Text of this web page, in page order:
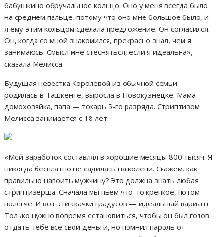
бабушкино обручальное кольцо. Оно у меня всегда было
на среднем пальце, потому что оно мне большое было, и
я ему этим кольцом сделала предложение. Он согласился.
Он, когда со мной знакомился, прекрасно знал, чем я
занимаюсь. Смысл мне стесняться, если я идеальна», —
сказала Мелисса.
Будущая невестка Королевой из обычной семьи:
родилась в Ташкенте, выросла в Новокузнецке. Мама —
домохозяйка, папа — токарь 5-го разряда. Стриптизом
Мелисса занимается с 18 лет.
«Мой заработок составлял в хорошие месяцы 800 тысяч. Я
никогда бесплатно не садилась на колени. Скажем, как
правильно напоить мужчину? Это должна знать любая
стриптизерша. Сначала мы пьем что-то крепкое, потом
полегче. И вот эти скачки градусов — идеальный вариант.
Только нужно вовремя остановиться, чтобы он был готов
отдать тебе все свои деньги, но помнил пароль от